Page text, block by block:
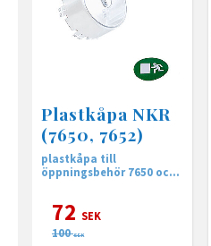
Plastkåpa NKR
(7650, 7652)
plastkåpa till
öppningsbehör 7650 och
72 SEK
100 SEK